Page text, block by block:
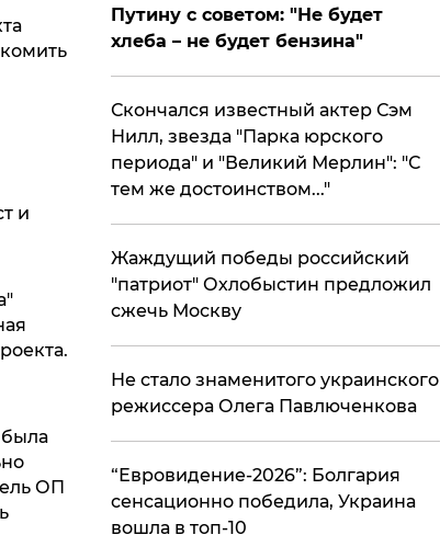
и
ОП
Путину с советом: "Не будет
хлеба – не будет бензина"
Скончался известный актер Сэм
Нилл, звезда "Парка юрского
периода" и "Великий Мерлин": "С
тем же достоинством..."
Жаждущий победы российский
"патриот" Охлобыстин предложил
сжечь Москву
Не стало знаменитого украинского
режиссера Олега Павлюченкова
​“Евровидение-2026”: Болгария
сенсационно победила, Украина
вошла в топ-10